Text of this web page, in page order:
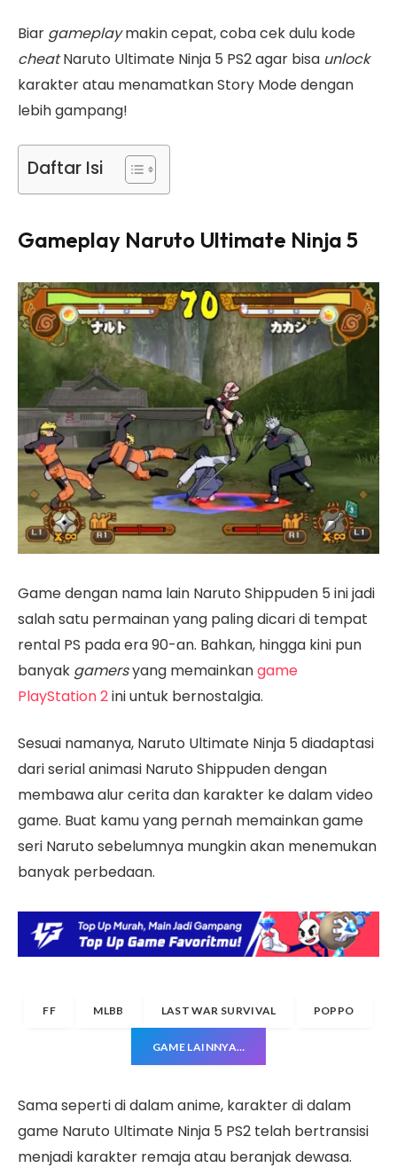
Biar gameplaymakin cepat, coba cek dulu kode
cheatNaruto Ultimate Ninja 5 PS2 agar bisa unlock
karakter atau menamatkan Story Mode dengan
lebih gampang!
Daftar Isi
Gameplay Naruto Ultimate Ninja 5
Game dengan nama lain Naruto Shippuden 5 ini jadi
salah satu permainan yang paling dicari di tempat
rental PS pada era 90-an. Bahkan, hingga kini pun
banyak gamersyang memainkangame
PlayStation 2ini untuk bernostalgia.
Sesuai namanya, Naruto Ultimate Ninja 5 diadaptasi
dari serial animasi Naruto Shippuden dengan
membawa alur cerita dan karakter ke dalam video
game. Buat kamu yang pernah memainkan game
seri Naruto sebelumnya mungkin akan menemukan
banyak perbedaan.
FF MLBB LAST WAR SURVIVAL POPPO
GAME LAINNYA…
Sama seperti di dalam anime, karakter di dalam
game Naruto Ultimate Ninja 5 PS2 telah bertransisi
menjadi karakter remaja atau beranjak dewasa.